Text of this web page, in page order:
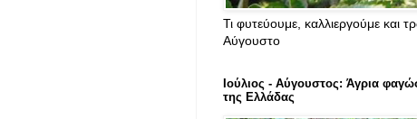
Τι φυτεύουμε, καλλιεργούμε και
Αύγουστο
Ιούλιος - Αύγουστος: Άγρια
της Ελλάδας